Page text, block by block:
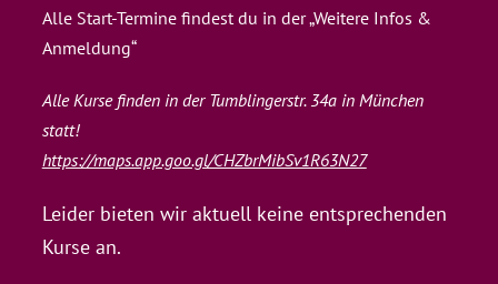
Alle Start-Termine findest du in der „Weitere Infos &
Anmeldung“
Alle Kurse finden in der Tumblingerstr. 34a in München
statt!
https://maps.app.goo.gl/CHZbrMibSv1R63N27
Leider bieten wir aktuell keine entsprechenden
Kurse an.